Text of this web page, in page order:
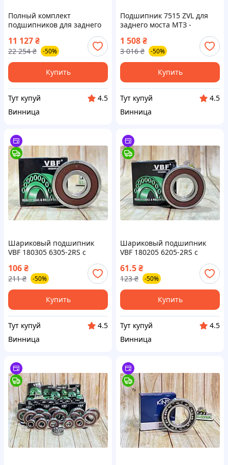
Полный комплект
подшипников для заднего
моста МТЗ 80, 82 от KINEX
Словакия для надежной
работы
11 127₴
22 254 ₴ -50%
Купить
Тут купуй
4.5
Винница
Подшипник 7515 ZVL для
заднего моста МТЗ -
запчасть из Словакии
1 508₴
3 016 ₴ -50%
Купить
Тут купуй
4.5
Винница
Шариковый подшипник
VBF 180305 6305‐2RS с
надежной работы
механизмов
106₴
211 ₴ -50%
Купить
Тут купуй
4.5
Винница
Шариковый подшипник
VBF 180205 6205-2RS с
двухсторонней закрытой
конструкцией для
надежной работы
61.5₴
123 ₴ -50%
Купить
Тут купуй
4.5
Винница